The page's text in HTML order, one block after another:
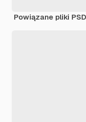
Powiązane pliki PSD